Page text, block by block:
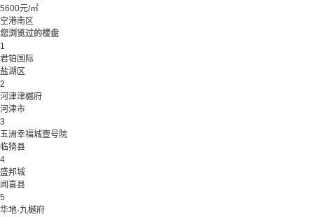
5600元/㎡
空港南区
您浏览过的楼盘
1
君铂国际
盐湖区
2
河津津樾府
河津市
3
五洲幸福城壹号院
临猗县
4
盛邦城
闻喜县
5
华地·九樾府